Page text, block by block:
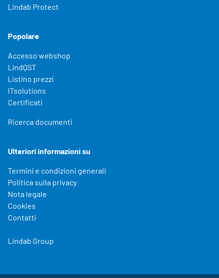
Lindab Protect
Popolare
Accesso webshop
LindQST
Listino prezzi
ITsolutions
Certificati
Ricerca documenti
Ulteriori informazioni su
Termini e condizioni generali
Politica sulla privacy
Nota legale
Cookies
Contatti
Lindab Group